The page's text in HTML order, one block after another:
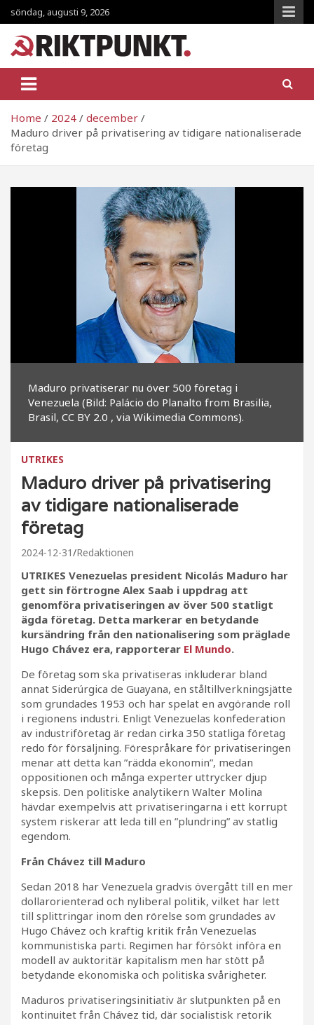
Skip
to
content
söndag, augusti 9, 2026
RiktpunKt.nu
Home 2024
december
Maduro driver på privatisering av tidigare nationaliserade
företag
Maduro privatiserar nu över 500 företag i
Venezuela (Bild: Palácio do Planalto from Brasilia,
Brasil, CC BY 2.0 , via Wikimedia Commons).
UTRIKES
Maduro driver på privatisering
av tidigare nationaliserade
företag
2024-12-31 Redaktionen
UTRIKES Venezuelas president Nicolás Maduro har
gett sin förtrogne Alex Saab i uppdrag att
genomföra privatiseringen av över 500 statligt
ägda företag. Detta markerar en betydande
kursändring från den nationalisering som präglade
Hugo Chávez era, rapporterar El Mundo.
De företag som ska privatiseras inkluderar bland
annat Siderúrgica de Guayana, en ståltillverkningsjätte
som grundades 1953 och har spelat en avgörande roll
i regionens industri. Enligt Venezuelas konfederation
av industriföretag är redan cirka 350 statliga företag
redo för försäljning. Förespråkare för privatiseringen
menar att detta kan ”rädda ekonomin”, medan
oppositionen och många experter uttrycker djup
skepsis. Den politiske analytikern Walter Molina
hävdar exempelvis att privatiseringarna i ett korrupt
system riskerar att leda till en ”plundring” av statlig
egendom.
Från Chávez till Maduro
Sedan 2018 har Venezuela gradvis övergått till en mer
dollarorienterad och nyliberal politik, vilket har lett
till splittringar inom den rörelse som grundades av
Hugo Chávez och kraftig kritik från Venezuelas
kommunistiska parti. Regimen har försökt införa en
modell av auktoritär kapitalism men har stött på
betydande ekonomiska och politiska svårigheter.
Maduros privatiseringsinitiativ är slutpunkten på en
kontinuitet från Chávez tid, där socialistisk retorik